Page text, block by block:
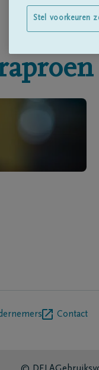
Contact
Stel voorkeuren